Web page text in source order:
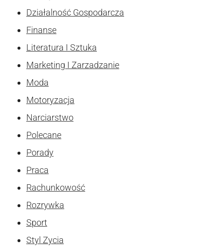
Działalność Gospodarcza
Finanse
Literatura I Sztuka
Marketing I Zarzadzanie
Moda
Motoryzacja
Narciarstwo
Polecane
Porady
Praca
Rachunkowość
Rozrywka
Sport
Styl Zycia